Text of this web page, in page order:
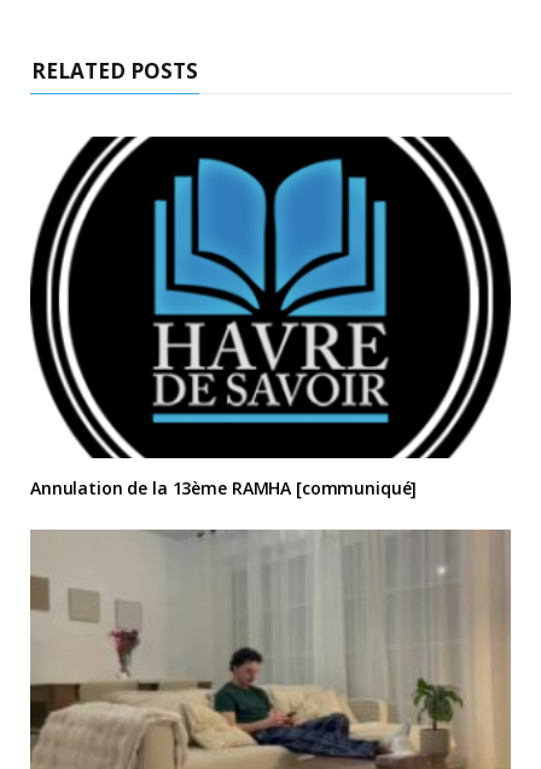
RELATED POSTS
Annulation de la 13ème RAMHA [communiqué]